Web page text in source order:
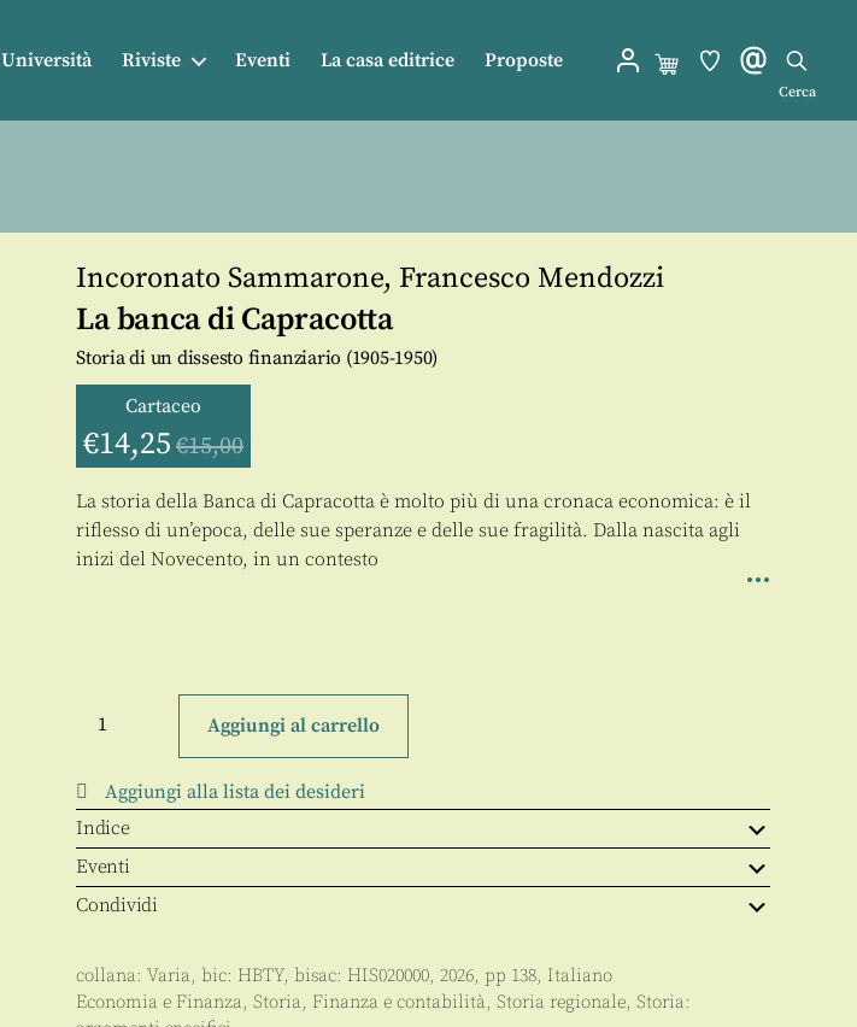
Università Riviste Eventi La casa editrice Proposte
Cerca
Incoronato Sammarone, Francesco Mendozzi
La banca di Capracotta
Storia di un dissesto finanziario (1905-1950)
Cartaceo
€14,25 €15,00
La storia della Banca di Capracotta è molto più di una cronaca economica: è il
riflesso di un’epoca, delle sue speranze e delle sue fragilità. Dalla nascita agli
inizi del Novecento, in un contesto
banca
quantità
Aggiungi al carrello
Aggiungi alla lista dei desideri
Indice
Eventi
Condividi
collana: Varia, bic: HBTY, bisac: HIS020000, 2026, pp 138, Italiano
Economia e Finanza, Storia, Finanza e contabilità, Storia regionale, Storia: